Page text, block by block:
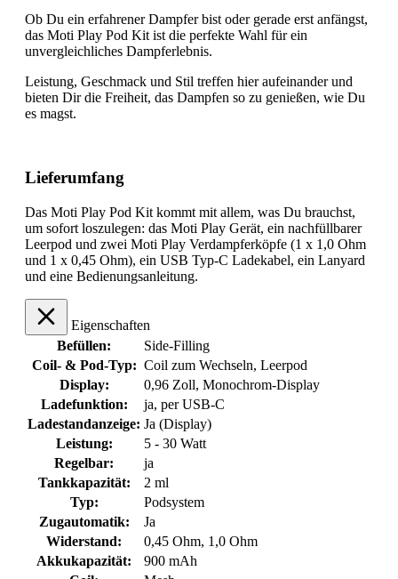
Ob Du ein erfahrener Dampfer bist oder gerade erst anfängst,
das Moti Play Pod Kit ist die perfekte Wahl für ein
unvergleichliches Dampferlebnis.
Leistung, Geschmack und Stil treffen hier aufeinander und
bieten Dir die Freiheit, das Dampfen so zu genießen, wie Du
es magst.
Lieferumfang
Das Moti Play Pod Kit kommt mit allem, was Du brauchst,
um sofort loszulegen: das Moti Play Gerät, ein nachfüllbarer
Leerpod und zwei Moti Play Verdampferköpfe (1 x 1,0 Ohm
und 1 x 0,45 Ohm), ein USB Typ-C Ladekabel, ein Lanyard
und eine Bedienungsanleitung.
Eigenschaften
Befüllen:
Side-Filling
Coil- & Pod-Typ: Coil zum Wechseln, Leerpod
Display:
0,96 Zoll, Monochrom-Display
Ladefunktion:
ja, per USB-C
Ladestandanzeige: Ja (Display)
Leistung:
5 - 30 Watt
Regelbar:
ja
Tankkapazität:
2 ml
Typ:
Podsystem
Zugautomatik:
Ja
Widerstand:
0,45 Ohm, 1,0 Ohm
Akkukapazität:
900 mAh